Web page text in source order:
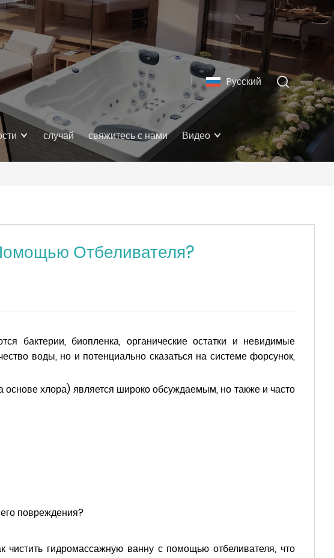
Pусский
случай свяжитесь с нами Видео
Отбеливателя?
бактерии, биопленка, органические остатки и невидимые
воды, но и потенциально сказаться на системе форсунок,
хлора) является широко обсуждаемым, но также и часто
повреждения?
чистить гидромассажную ванну с помощью отбеливателя, что